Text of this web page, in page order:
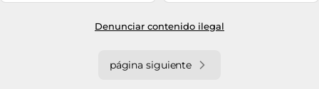
Denunciar contenido ilegal
página siguiente